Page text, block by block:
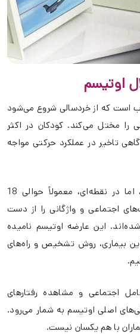
اوتیسم
است که از خردسالی شروع می‌شود
را مختل می‌کند. کودکان در اکثر
گاهی تاخیر در عملکرد حرکتی مواجه
برخی کودکان رشد طبیعی دارند، اما در نقطه‌ای، معمولاً حوالی 18
اجتماعی و واژگانی را از دست
این عارضه اوتیسم نامیده
بیماری، روش تشخیص و راه‌های
اجتماعی و مشاهده رفتارهای
اصلی اوتیسم به شمار می‌رود.
با هم یکسان نیست.